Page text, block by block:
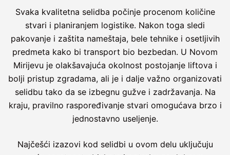
Svaka kvalitetna selidba počinje procenom količine
stvari i planiranjem logistike. Nakon toga sledi
pakovanje i zaštita nameštaja, bele tehnike i osetljivih
predmeta kako bi transport bio bezbedan. U Novom
Mirijevu je olakšavajuća okolnost postojanje liftova i
bolji pristup zgradama, ali je i dalje važno organizovati
selidbu tako da se izbegnu gužve i zadržavanja. Na
kraju, pravilno raspoređivanje stvari omogućava brzo i
jednostavno useljenje.
Najčešći izazovi kod selidbi u ovom delu uključuju